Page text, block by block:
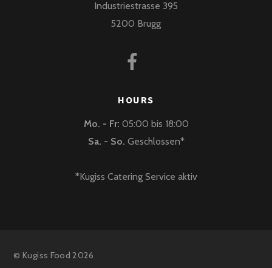
Industriestrasse 395
5200 Brugg
HOURS
Mo. - Fr: 05:00 bis 18:00
Sa. - So. Geschlossen*
*Kugiss Catering Service aktiv
©Kugiss Food 2026